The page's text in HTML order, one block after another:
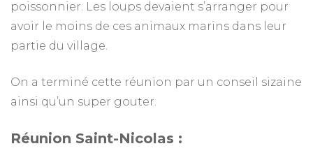
poissonnier. Les loups devaient s’arranger pour
avoir le moins de ces animaux marins dans leur
partie du village.
On a terminé cette réunion par un conseil sizaine
ainsi qu’un super gouter.
Réunion Saint-Nicolas :